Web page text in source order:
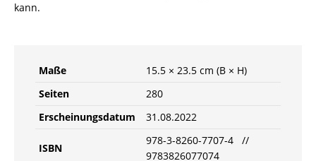
kann.
Maße
15.5 × 23.5 cm (B × H)
Seiten
280
Erscheinungsdatum
31.08.2022
ISBN
978-3-8260-7707-4 //
9783826077074